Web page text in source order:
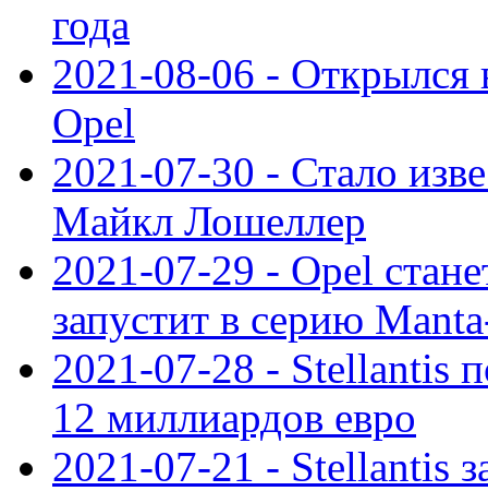
года
2021-08-06 - Открылся
Opel
2021-07-30 - Стало
Майкл Лошеллер
2021-07-29 - Opel
запустит в серию
2021-07-28 - Stellantis
12 миллиардов евро
2021-07-21 - Stellantis